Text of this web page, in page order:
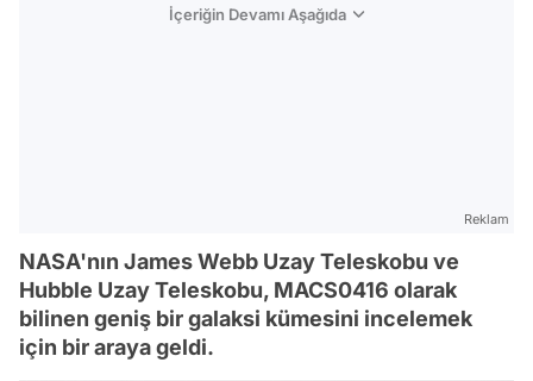
İçeriğin Devamı Aşağıda
Reklam
NASA'nın James Webb Uzay Teleskobu ve
Hubble Uzay Teleskobu, MACS0416 olarak
bilinen geniş bir galaksi kümesini incelemek
için bir araya geldi.